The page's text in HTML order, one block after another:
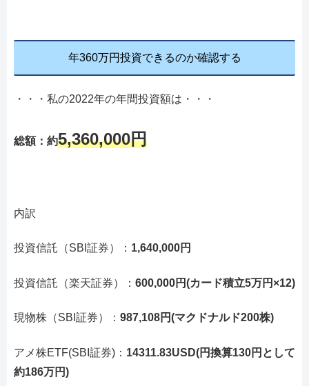
年360万円投資できるのか確認する
・・・私の2022年の年間投資額は・・・
総額：約5,360,000円
内訳
投資信託（SBI証券）： 1,640,000円
投資信託（楽天証券）： 600,000円(カード積立5万円×12)
現物株（SBI証券）： 987,108円(マクドナルド200株)
アメ株ETF(SBI証券)： 14311.83USD(円換算130円として
約186万円)